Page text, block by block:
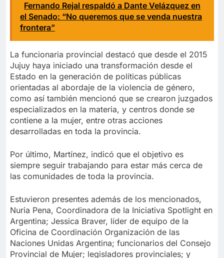
Fernando Rejal respaldó a Dante Velázquez en
el Senado: “No queremos que se venda nuestra
frontera”
La funcionaria provincial destacó que desde el 2015
Jujuy haya iniciado una transformación desde el
Estado en la generación de políticas públicas
orientadas al abordaje de la violencia de género,
como así también mencionó que se crearon juzgados
especializados en la materia, y centros donde se
contiene a la mujer, entre otras acciones
desarrolladas en toda la provincia.
Por último, Martínez, indicó que el objetivo es
siempre seguir trabajando para estar más cerca de
las comunidades de toda la provincia.
Estuvieron presentes además de los mencionados,
Nuria Pena, Coordinadora de la Iniciativa Spotlight en
Argentina; Jessica Braver, líder de equipo de la
Oficina de Coordinación Organización de las
Naciones Unidas Argentina; funcionarios del Consejo
Provincial de Mujer; legisladores provinciales; y